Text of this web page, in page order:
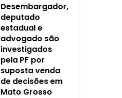
Desembargador,
deputado
estadual e
advogado são
investigados
pela PF por
suposta venda
de decisões em
Mato Grosso